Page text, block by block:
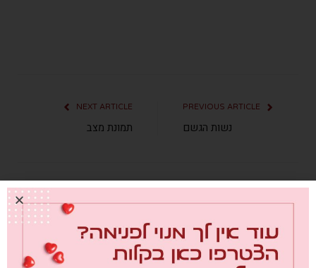
נשות הגשם
NEXT ARTICLE
תמונת מצב